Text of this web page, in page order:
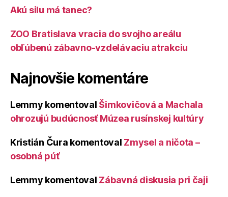
Akú silu má tanec?
ZOO Bratislava vracia do svojho areálu
obľúbenú zábavno-vzdelávaciu atrakciu
Najnovšie komentáre
Lemmy komentoval Šimkovičová a Machala
ohrozujú budúcnosť Múzea rusínskej kultúry
Kristián Čura komentoval Zmysel a ničota –
osobná púť
Lemmy komentoval Zábavná diskusia pri čaji